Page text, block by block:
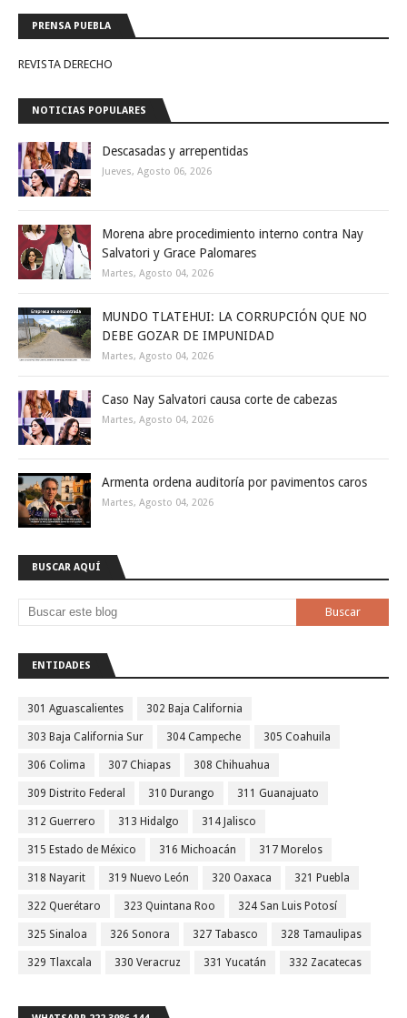
PRENSA PUEBLA
REVISTA DERECHO
NOTICIAS POPULARES
Descasadas y arrepentidas
Jueves, Agosto 06, 2026
Morena abre procedimiento interno contra Nay
Salvatori y Grace Palomares
Martes, Agosto 04, 2026
MUNDO TLATEHUI: LA CORRUPCIÓN QUE NO
DEBE GOZAR DE IMPUNIDAD
Martes, Agosto 04, 2026
Caso Nay Salvatori causa corte de cabezas
Martes, Agosto 04, 2026
Armenta ordena auditoría por pavimentos caros
Martes, Agosto 04, 2026
BUSCAR AQUÍ
ENTIDADES
301 Aguascalientes 302 Baja California
303 Baja California Sur 304 Campeche 305 Coahuila
306 Colima 307 Chiapas 308 Chihuahua
309 Distrito Federal 310 Durango 311 Guanajuato
312 Guerrero 313 Hidalgo 314 Jalisco
315 Estado de México 316 Michoacán 317 Morelos
318 Nayarit 319 Nuevo León 320 Oaxaca 321 Puebla
322 Querétaro 323 Quintana Roo 324 San Luis Potosí
325 Sinaloa 326 Sonora 327 Tabasco 328 Tamaulipas
329 Tlaxcala 330 Veracruz 331 Yucatán 332 Zacatecas